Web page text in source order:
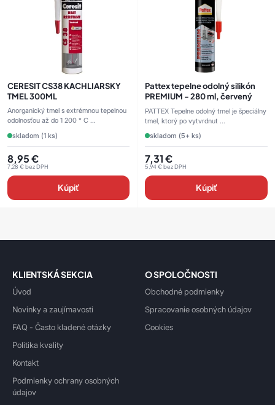
CERESIT CS38 KACHLIARSKY
TMEL 300ML
Anorganický tmel s extrémnou tepelnou
odolnosťou až do 1 200 ° C ...
skladom (1 ks)
8,95€
7,28 €bez DPH
Kúpiť
Pattex tepelne odolný silikón
PREMIUM - 280 ml, červený
PATTEX Tepelne odolný tmel je špeciálny
tmel, ktorý po vytvrdnut ...
skladom (5+ ks)
7,31€
5,94 €bez DPH
Kúpiť
KLIENTSKÁ SEKCIA
Úvod
Novinky a zaujímavosti
FAQ - Často kladené otázky
Politika kvality
Kontakt
Podmienky ochrany osobných
údajov
O SPOLOČNOSTI
Obchodné podmienky
Spracovanie osobných údajov
Cookies